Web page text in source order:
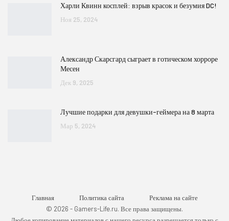
Харли Квинн косплей: взрыв красок и безумия DC!
Ноя 25, 2024
Александр Скарсгард сыграет в готическом хорроре
Месен
Дек 9, 2025
Лучшие подарки для девушки-геймера на 8 марта
Мар 5, 2024
Главная Политика сайта
Реклама на сайте
© 2026 - Gamers-Life.ru. Все права защищены.